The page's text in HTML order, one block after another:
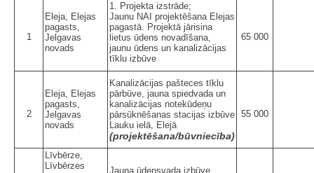
1
Eleja, Elejas
pagasts,
Jelgavas
novads
1. Projekta izstrāde;
Jaunu NAI projektēšana Elejas
pagastā. Projektā jārisina
lietus ūdens novadīšana,
jaunu ūdens un kanalizācijas
tīklu izbūve
65 000
2
Eleja, Elejas
pagasts,
Jelgavas
novads
Kanalizācijas pašteces tīklu
pārbūve, jauna spiedvada un
kanalizācijas notekūdeņu
pārsūknēšanas stacijas izbūve
Lauku ielā, Elejā
(projektēšana/būvniecība)
55 000
Līvbērze,
Līvbērzes
Jauna ūdensvada izbūve